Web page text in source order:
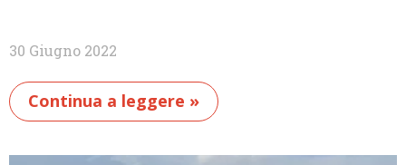
30 Giugno 2022
Continua a leggere »